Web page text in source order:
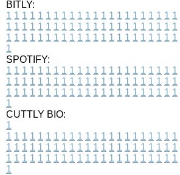
BITLY:
1 1 1 1 1 1 1 1 1 1 1 1 1 1 1 1 1 1 1 1 1 1
1 1 1 1 1 1 1 1 1 1 1 1 1 1 1 1 1 1 1 1 1 1
1 1 1 1 1 1 1 1 1 1 1 1 1 1 1 1 1 1 1 1 1 1
1
SPOTIFY:
1 1 1 1 1 1 1 1 1 1 1 1 1 1 1 1 1 1 1 1 1 1
1 1 1 1 1 1 1 1 1 1 1 1 1 1 1 1 1 1 1 1 1 1
1 1 1 1 1 1 1 1 1 1 1 1 1 1 1 1 1 1 1 1 1 1
1
CUTTLY BIO:
1
1 1 1 1 1 1 1 1 1 1 1 1 1 1 1 1 1 1 1 1 1 1
1 1 1 1 1 1 1 1 1 1 1 1 1 1 1 1 1 1 1 1 1 1
1 1 1 1 1 1 1 1 1 1 1 1 1 1 1 1 1 1 1 1 1 1
1